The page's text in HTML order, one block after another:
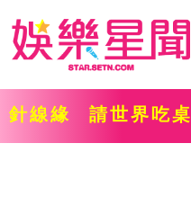
針線緣 請世界吃桌